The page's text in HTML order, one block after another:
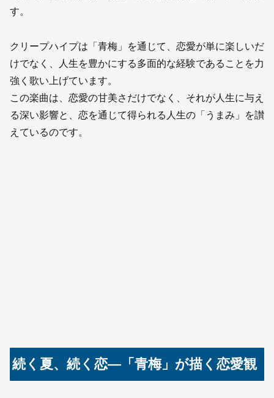
す。
クリープハイプは「青梅」を通じて、恋愛が単に楽しいだ
けでなく、人生を豊かにする多面的な経験であることを力
強く歌い上げています。
この楽曲は、恋愛の甘美さだけでなく、それが人生に与え
る深い影響と、恋を通じて得られる人生の「うまみ」を讃
えているのです。
続く夏、続く恋—「青梅」が描く恋愛観